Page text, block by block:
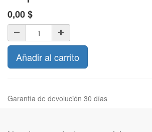
0,00$
Añadir al carrito
Garantía de devolución 30 días